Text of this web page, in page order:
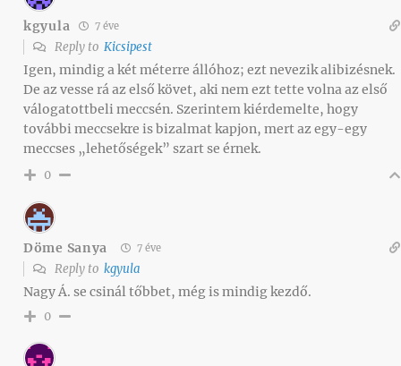
kgyula 7 éve
Reply to Kicsipest
Igen, mindig a két méterre állóhoz; ezt nevezik alibizésnek.
De az vesse rá az első követ, aki nem ezt tette volna az első
válogatottbeli meccsén. Szerintem kiérdemelte, hogy
további meccsekre is bizalmat kapjon, mert az egy-egy
meccses „lehetőségek” szart se érnek.
0
Döme Sanya 7 éve
Reply to kgyula
Nagy Á. se csinál tőbbet, még is mindig kezdő.
0